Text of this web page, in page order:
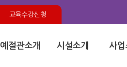
교육수강신청
예절관소개 시설소개 사